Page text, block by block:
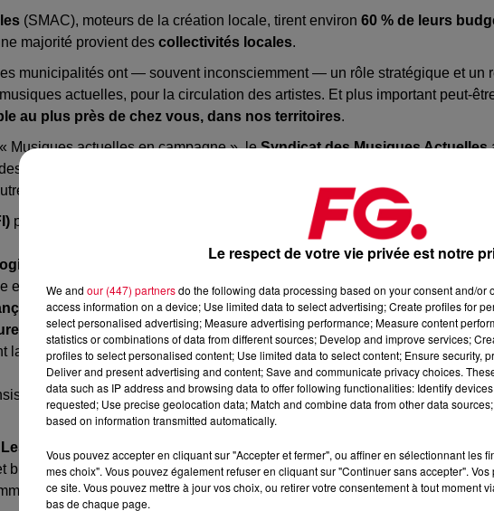
(SMAC), moteurs de la création locale, tirent environ 60 % de leurs
majorité provient des collectivités locales.
municipalités ont — souvent inconsciemment — un rôle stratégique et un
actuelles, pour la circulation des artistes. Et plus important peut-
au plus près de chez vous, dans nos territoires.
Musiques actuelles en campagne », leSyndicat des Musiques Actuelles
questions concrètes sur leurs programmes culturelles. Si certaines
une tendance globale se dessine :
prône une hausse des budgets culturels, affirmant que la culture ne doit
placent l’accent sur l’équité territoriale et la proximité culturelle,
et diversifiée.
(PCF)suggère une politique volontariste avec unobjectif de 7 % du
, chiffre ambitieux qui donne la mesure de l’importance accordée au
la culture comme vecteur d’attractivité territoriale, même si les contraintes
sur l’éducation artistique et l’accès à la culture comme piliers d’une
Les Républicains (LR)
bien évidemment, ces partis défendront des politiques culturelles lors des
Le respect de votre vie privée est notre
We and our (447) partnersdo the following data processing based on your consent and/or
access information on a device; Use limited data to select advertising; Create profiles for
select personalised advertising; Measure advertising performance; Measure content
statistics or combinations of data from different sources; Develop and improve services;
profiles to select personalised content; Use limited data to select content; Ensure security,
Deliver and present advertising and content; Save and communicate privacy choices.
data such as IP address and browsing data to offer following functionalities: Identify
requested; Use precise geolocation data; Match and combine data from other data
based on information transmitted automatically.
Vous pouvez accepter en cliquant sur "Accepter et fermer", ou affiner en sélectionnant les
mes choix". Vous pouvez également refuser en cliquant sur "Continuer sans accepter".
ce site. Vous pouvez mettre à jour vos choix, ou retirer votre consentement à tout moment
bas de chaque page.